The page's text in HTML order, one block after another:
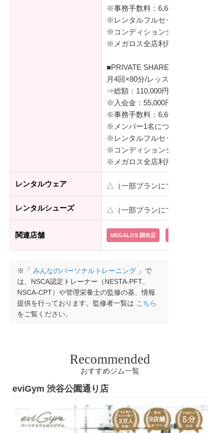
※事務手数料：6,600円（税込）
※レンタルフルセット（シューズ
※コンディションチェック（体組
※メガロス全店利用可
■PRIVATE SHARE
月4回×80分/レッスン
⇒総額：110,000円（税込）
※入会金：55,000円（税込）
※事務手数料：6,600円（税込）
※メンバー1名につき、同伴ゲス
※レンタルフルセット（シューズ
※コンディションチェック（体組
※メガロス全店利用可（登録者ご
レンタルウェア △（一部プランにて無料貸出有）
レンタルシューズ △（一部プランにて無料貸出有）
関連店舗 MEGALOS 調布店
※「 みんなのパーソナルトレーニング 」で
は、NSCA認定トレーナー（NESTA-PFT、
NSCA-CPT）や管理栄養士の監修の基、情報
提供を行っております。監修者一覧は こちら
をご覧ください。
Recommended
おすすめジム一覧
eviGym 渋谷公園通り店